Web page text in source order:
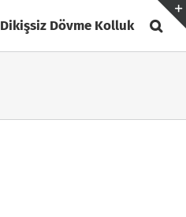
Dikişsiz Dövme Kolluk